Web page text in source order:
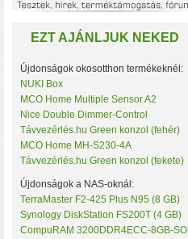
EZT AJÁNLJUK NEKED
Újdonságok okosotthon termékeknél:
NUKI Box
MCO Home Multiple Sensor A2
Nice Double Dimmer-Control
Távvezérlés.hu Green konzol (fehér)
MCO Home MH-S230-4A
Távvezérlés.hu Green konzol (fekete)
Újdonságok a NAS-oknál:
TerraMaster F2-425 Plus N95 (8 GB)
Synology DiskStation FS200T (4 GB)
CompuRAM 3200DDR4ECC-8GB-SO